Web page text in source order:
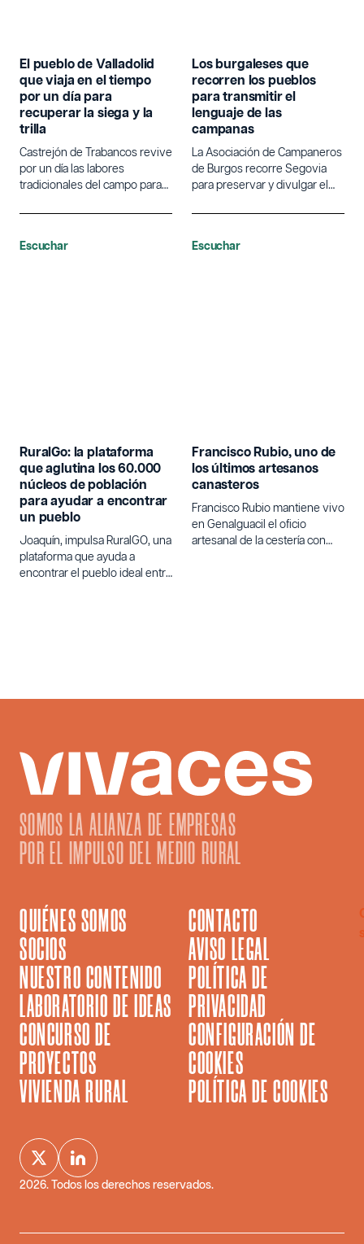
El pueblo de Valladolid
que viaja en el tiempo
por un día para
recuperar la siega y la
trilla
Castrejón de Trabancos revive
por un día las labores
tradicionales del campo para
Los burgaleses que
recorren los pueblos
para transmitir el
lenguaje de las
campanas
La Asociación de Campaneros
de Burgos recorre Segovia
para preservar y divulgar el
campanas.
Escuchar
RuralGo: la plataforma
que aglutina los 60.000
núcleos de población
para ayudar a encontrar
un pueblo
Joaquín, impulsa RuralGO, una
plataforma que ayuda a
encontrar el pueblo ideal entre
Escuchar
Francisco Rubio, uno de
los últimos artesanos
canasteros
Francisco Rubio mantiene vivo
en Genalguacil el oficio
artesanal de la cestería con
SOMOS LA ALIANZA DE EMPRESAS
POR EL IMPULSO DEL MEDIO RURAL
QUIÉNES SOMOS
SOCIOS
NUESTRO CONTENIDO
LABORATORIO DE IDEAS
CONCURSO DE
PROYECTOS
VIVIENDA RURAL
CONTACTO
AVISO LEGAL
POLÍTICA DE
PRIVACIDAD
CONFIGURACIÓN DE
COOKIES
POLÍTICA DE COOKIES
2026. Todos los derechos reservados.